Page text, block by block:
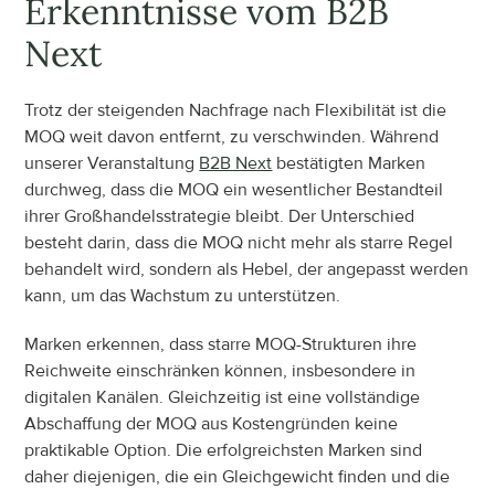
Erkenntnisse vom B2B
Next
Trotz der steigenden Nachfrage nach Flexibilität ist die
MOQ weit davon entfernt, zu verschwinden. Während
unserer Veranstaltung B2B Next bestätigten Marken
durchweg, dass die MOQ ein wesentlicher Bestandteil
ihrer Großhandelsstrategie bleibt. Der Unterschied
besteht darin, dass die MOQ nicht mehr als starre Regel
behandelt wird, sondern als Hebel, der angepasst werden
kann, um das Wachstum zu unterstützen.
Marken erkennen, dass starre MOQ-Strukturen ihre
Reichweite einschränken können, insbesondere in
digitalen Kanälen. Gleichzeitig ist eine vollständige
Abschaffung der MOQ aus Kostengründen keine
praktikable Option. Die erfolgreichsten Marken sind
daher diejenigen, die ein Gleichgewicht finden und die